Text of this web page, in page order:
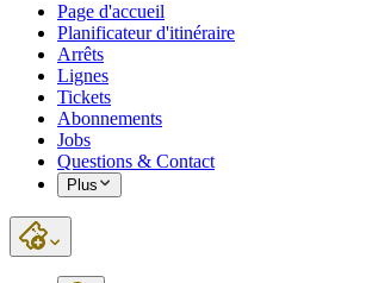
Page d'accueil
Planificateur d'itinéraire
Arrêts
Lignes
Tickets
Abonnements
Jobs
Questions & Contact
Plus